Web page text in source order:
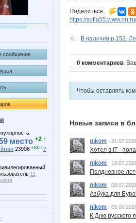
сообщение
место +2 ↑
23906 +100 ↑ ?
11
Поделиться:
https://
В наличии р.152.
0 комментариев.
Чтобы оставлять
Новые записи в
nikom
Хотел в IT -
nikom
Полдневное
nikom
Азбука для
nikom
К Дню русского